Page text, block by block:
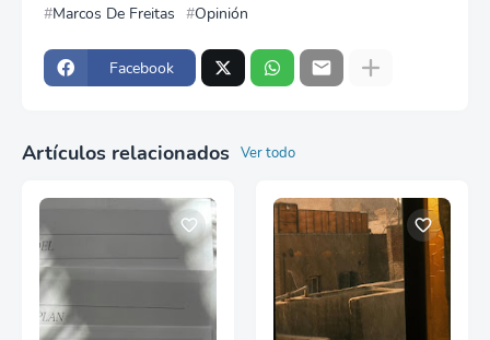
Marcos De Freitas Opinión
Facebook
Artículos relacionados Ver todo